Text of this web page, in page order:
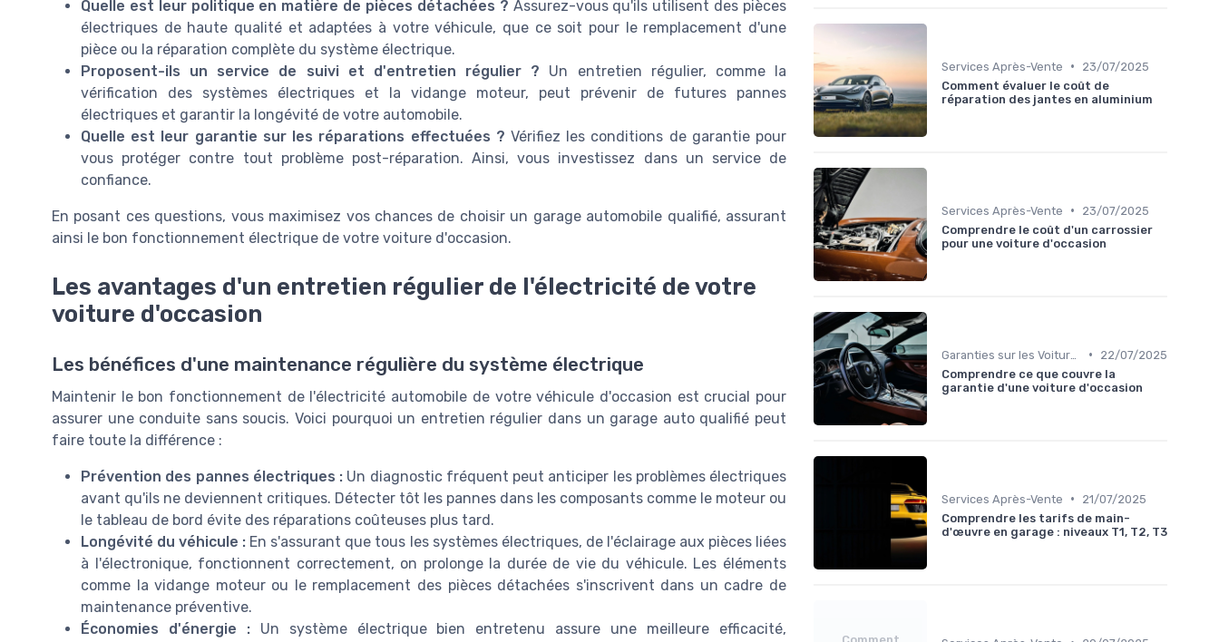
Quelle est leur politique en matière de pièces détachées ? Assurez-vous qu'ils utilisent des pièces
électriques de haute qualité et adaptées à votre véhicule, que ce soit pour le remplacement d'une
pièce ou la réparation complète du système électrique.
Proposent-ils un service de suivi et d'entretien régulier ? Un entretien régulier, comme la
vérification des systèmes électriques et la vidange moteur, peut prévenir de futures pannes
électriques et garantir la longévité de votre automobile.
Quelle est leur garantie sur les réparations effectuées ? Vérifiez les conditions de garantie pour
vous protéger contre tout problème post-réparation. Ainsi, vous investissez dans un service de
confiance.
En posant ces questions, vous maximisez vos chances de choisir un garage automobile qualifié, assurant
ainsi le bon fonctionnement électrique de votre voiture d'occasion.
Les avantages d'un entretien régulier de l'électricité de votre
voiture d'occasion
Les bénéfices d'une maintenance régulière du système électrique
Maintenir le bon fonctionnement de l'électricité automobile de votre véhicule d'occasion est crucial pour
assurer une conduite sans soucis. Voici pourquoi un entretien régulier dans un garage auto qualifié peut
faire toute la différence :
Prévention des pannes électriques : Un diagnostic fréquent peut anticiper les problèmes électriques
avant qu'ils ne deviennent critiques. Détecter tôt les pannes dans les composants comme le moteur ou
le tableau de bord évite des réparations coûteuses plus tard.
Longévité du véhicule : En s'assurant que tous les systèmes électriques, de l'éclairage aux pièces liées
à l'électronique, fonctionnent correctement, on prolonge la durée de vie du véhicule. Les éléments
comme la vidange moteur ou le remplacement des pièces détachées s'inscrivent dans un cadre de
maintenance préventive.
Économies d'énergie :Un système électrique bien entretenu assure une meilleure efficacité,
Services Après-Vente •
23/07/2025
Comment évaluer le coût de
réparation des jantes en aluminium
Services Après-Vente •
23/07/2025
Comprendre le coût d'un carrossier
pour une voiture d'occasion
•
22/07/2025
Comprendre ce que couvre la
garantie d'une voiture d'occasion
Services Après-Vente •
21/07/2025
Comprendre les tarifs de main-
d'œuvre en garage : niveaux T1, T2, T3